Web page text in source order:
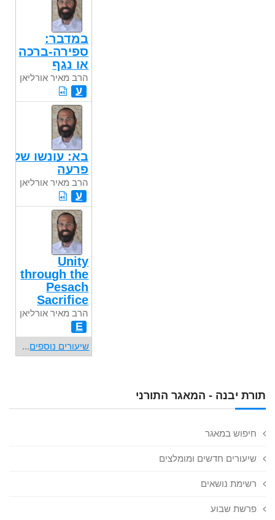
תורת יבנה - המאגר התורני
חיפוש במאגר
שיעורים חדשים ומומלצים
רשימת נושאים
פרשת שבוע
במדבר:
ספירה-ברכה
או נגף
הרב מאיר אורליאן
ע
בא: עונשו של
פרעה
הרב מאיר אורליאן
ע
Unity
through the
Pesach
Sacrifice
הרב מאיר אורליאן
E
שיעורים נוספים...